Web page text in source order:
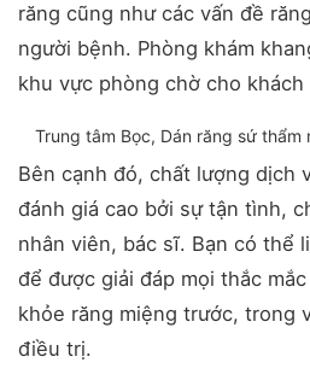
răng cũng như các vấn đề
người bệnh. Phòng khám
khu vực phòng chờ cho khách
Trung tâm Bọc, Dán răng sứ thẩm
Bên cạnh đó, chất lượng dịch
đánh giá cao bởi sự tận tình,
nhân viên, bác sĩ. Bạn có thể
để được giải đáp mọi thắc
khỏe răng miệng trước, trong
điều trị.